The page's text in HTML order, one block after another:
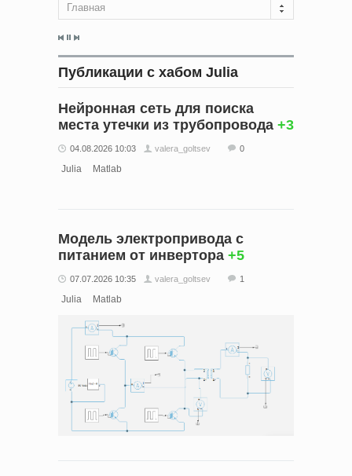
Главная
Публикации с хабом Julia
Нейронная сеть для поиска
места утечки из трубопровода +3
04.08.2026 10:03 valera_goltsev 0
Julia Matlab
Модель электропривода с
питанием от инвертора +5
07.07.2026 10:35 valera_goltsev 1
Julia Matlab